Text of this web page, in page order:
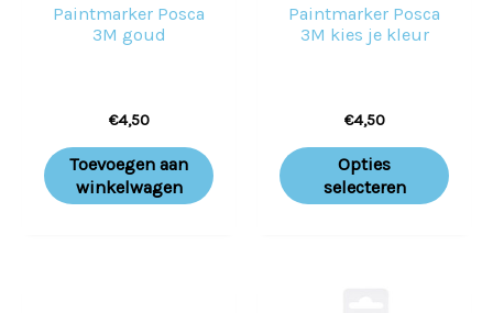
Paintmarker Posca
3M goud
€4,50
Toevoegen aan
winkelwagen
Paintmarker Posca
3M kies je kleur
€4,50
Opties
selecteren